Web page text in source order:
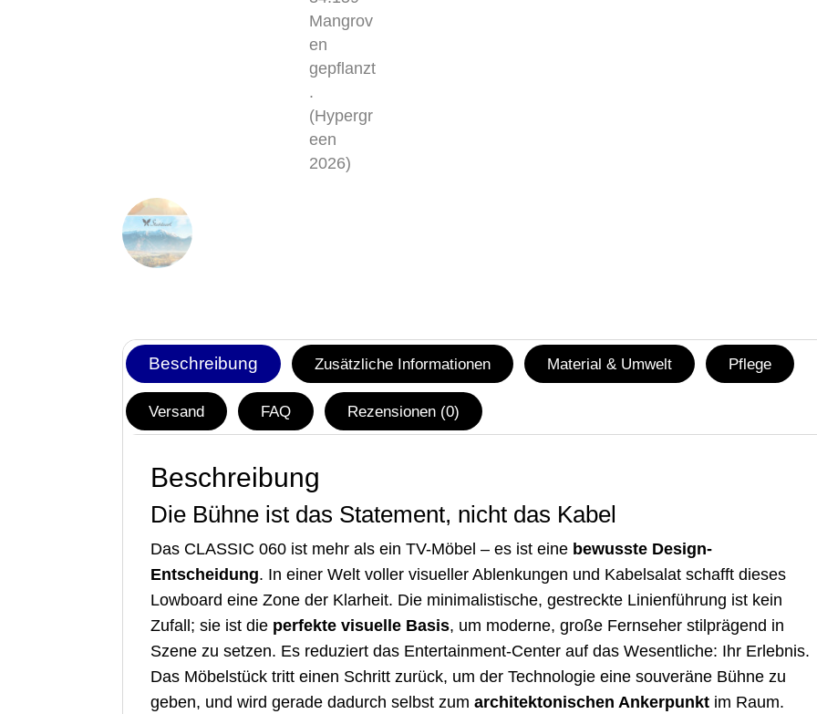
Beschreibung Zusätzliche Informationen Material & Umwelt Pflege
Versand FAQ Rezensionen (0)
Beschreibung
Die Bühne ist das Statement, nicht das Kabel
Das CLASSIC 060 ist mehr als ein TV-Möbel – es ist eine bewusste Design-
Entscheidung. In einer Welt voller visueller Ablenkungen und Kabelsalat schafft dieses
Lowboard eine Zone der Klarheit. Die minimalistische, gestreckte Linienführung ist kein
Zufall; sie ist die perfekte visuelle Basis, um moderne, große Fernseher stilprägend in
Szene zu setzen. Es reduziert das Entertainment-Center auf das Wesentliche: Ihr Erlebnis.
Das Möbelstück tritt einen Schritt zurück, um der Technologie eine souveräne Bühne zu
geben, und wird gerade dadurch selbst zumarchitektonischen Ankerpunkt im Raum.